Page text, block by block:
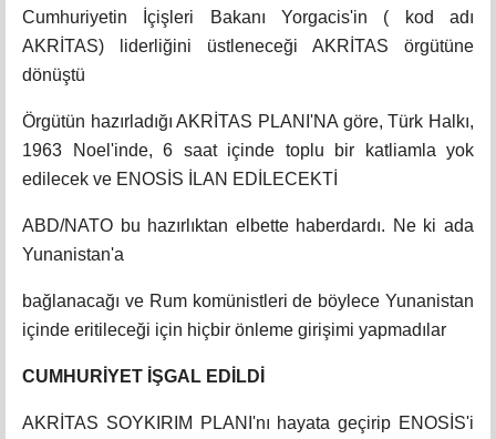
Cumhuriyetin İçişleri Bakanı Yorgacis'in ( kod adı
AKRİTAS) liderliğini üstleneceği AKRİTAS örgütüne
dönüştü
Örgütün hazırladığı AKRİTAS PLANI'NA göre, Türk Halkı,
1963 Noel'inde, 6 saat içinde toplu bir katliamla yok
edilecek ve ENOSİS İLAN EDİLECEKTİ
ABD/NATO bu hazırlıktan elbette haberdardı. Ne ki ada
Yunanistan'a
bağlanacağı ve Rum komünistleri de böylece Yunanistan
içinde eritileceği için hiçbir önleme girişimi yapmadılar
CUMHURİYET İŞGAL EDİLDİ
AKRİTAS SOYKIRIM PLANI'nı hayata geçirip ENOSİS'i